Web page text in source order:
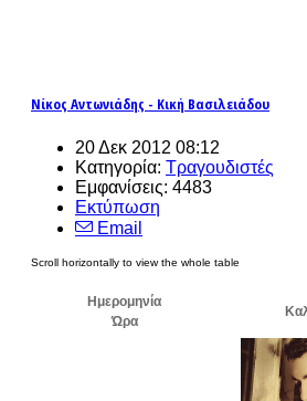
Νίκος Αντωνιάδης - Κική Βασιλειάδου
20 Δεκ 2012 08:12
Κατηγορία: Τραγουδιστές
Εμφανίσεις: 4483
Εκτύπωση
Email
Ημερομηνία
Ώρα